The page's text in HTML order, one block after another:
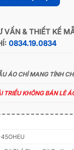
VẤN & THIẾT KẾ
0834.19.0834
ÁO CHỈ MANG TÍNH
TRIỀU KHÔNG BÁN LẺ